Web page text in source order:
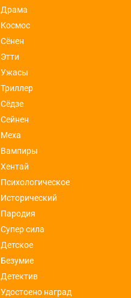
Драма
Космос
Сёнен
Этти
Ужасы
Триллер
Сёдзе
Сейнен
Меха
Вампиры
Хентай
Психологическое
Исторический
Пародия
Супер сила
Детское
Безумие
Детектив
Удостоено наград